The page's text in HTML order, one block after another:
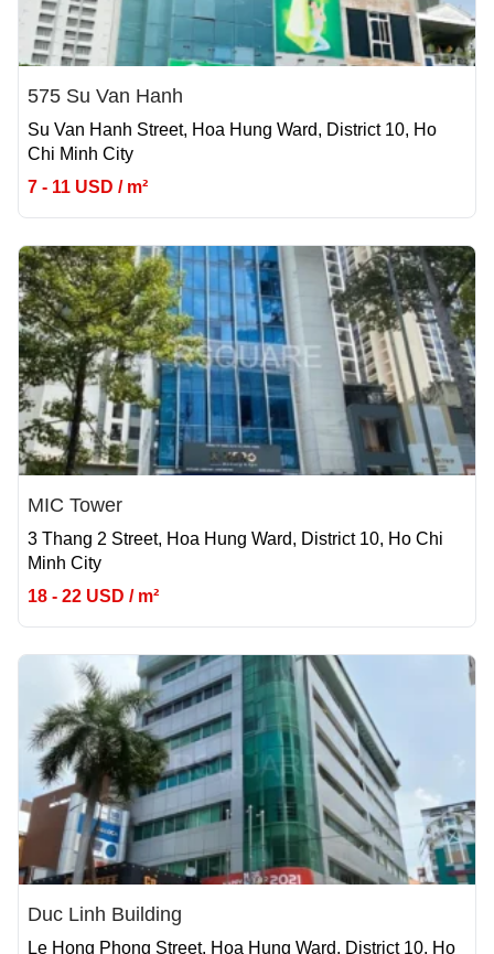
575 Su Van Hanh
Su Van Hanh Street, Hoa Hung Ward, District 10, Ho
Chi Minh City
7 - 11 USD / m²
MIC Tower
3 Thang 2 Street, Hoa Hung Ward, District 10, Ho Chi
Minh City
18 - 22 USD / m²
Duc Linh Building
Le Hong Phong Street, Hoa Hung Ward, District 10, Ho